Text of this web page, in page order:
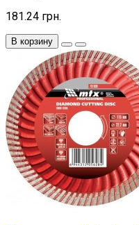
181.24 грн.
В корзину